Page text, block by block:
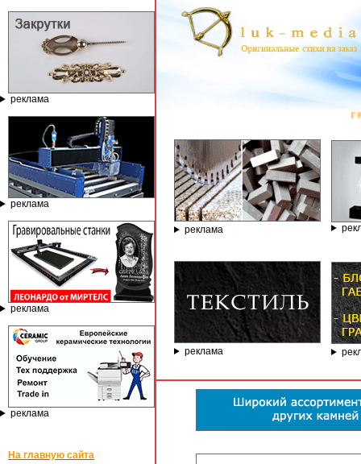
реклама
реклама
реклама
реклама
На главную сайта
реклама
реклама